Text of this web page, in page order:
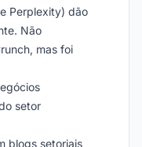
Perplexity) dão
Não
mas foi
setor
blogs setoriais